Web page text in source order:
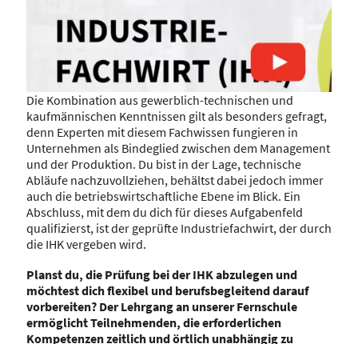
Die Kombination aus gewerblich-technischen und
kaufmännischen Kenntnissen gilt als besonders gefragt,
denn Experten mit diesem Fachwissen fungieren in
Unternehmen als Bindeglied zwischen dem Management
und der Produktion. Du bist in der Lage, technische
Abläufe nachzuvollziehen, behältst dabei jedoch immer
auch die betriebswirtschaftliche Ebene im Blick. Ein
Abschluss, mit dem du dich für dieses Aufgabenfeld
qualifizierst, ist der geprüfte Industriefachwirt, der durch
die IHK vergeben wird.
Planst du, die Prüfung bei der IHK abzulegen und
möchtest dich flexibel und berufsbegleitend darauf
vorbereiten? Der Lehrgang an unserer Fernschule
ermöglicht Teilnehmenden, die erforderlichen
Kompetenzen zeitlich und örtlich unabhängig zu